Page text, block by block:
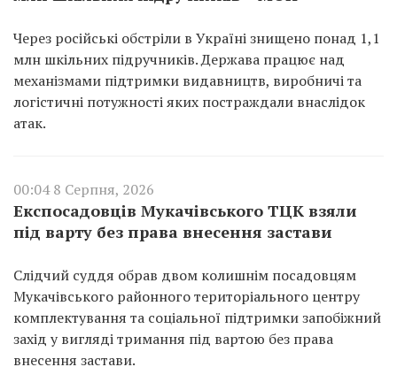
Через російські обстріли в Україні знищено понад 1,1
млн шкільних підручників. Держава працює над
механізмами підтримки видавництв, виробничі та
логістичні потужності яких постраждали внаслідок
атак.
00:04 8 Серпня, 2026
Експосадовців Мукачівського ТЦК взяли
під варту без права внесення застави
Слідчий суддя обрав двом колишнім посадовцям
Мукачівського районного територіального центру
комплектування та соціальної підтримки запобіжний
захід у вигляді тримання під вартою без права
внесення застави.